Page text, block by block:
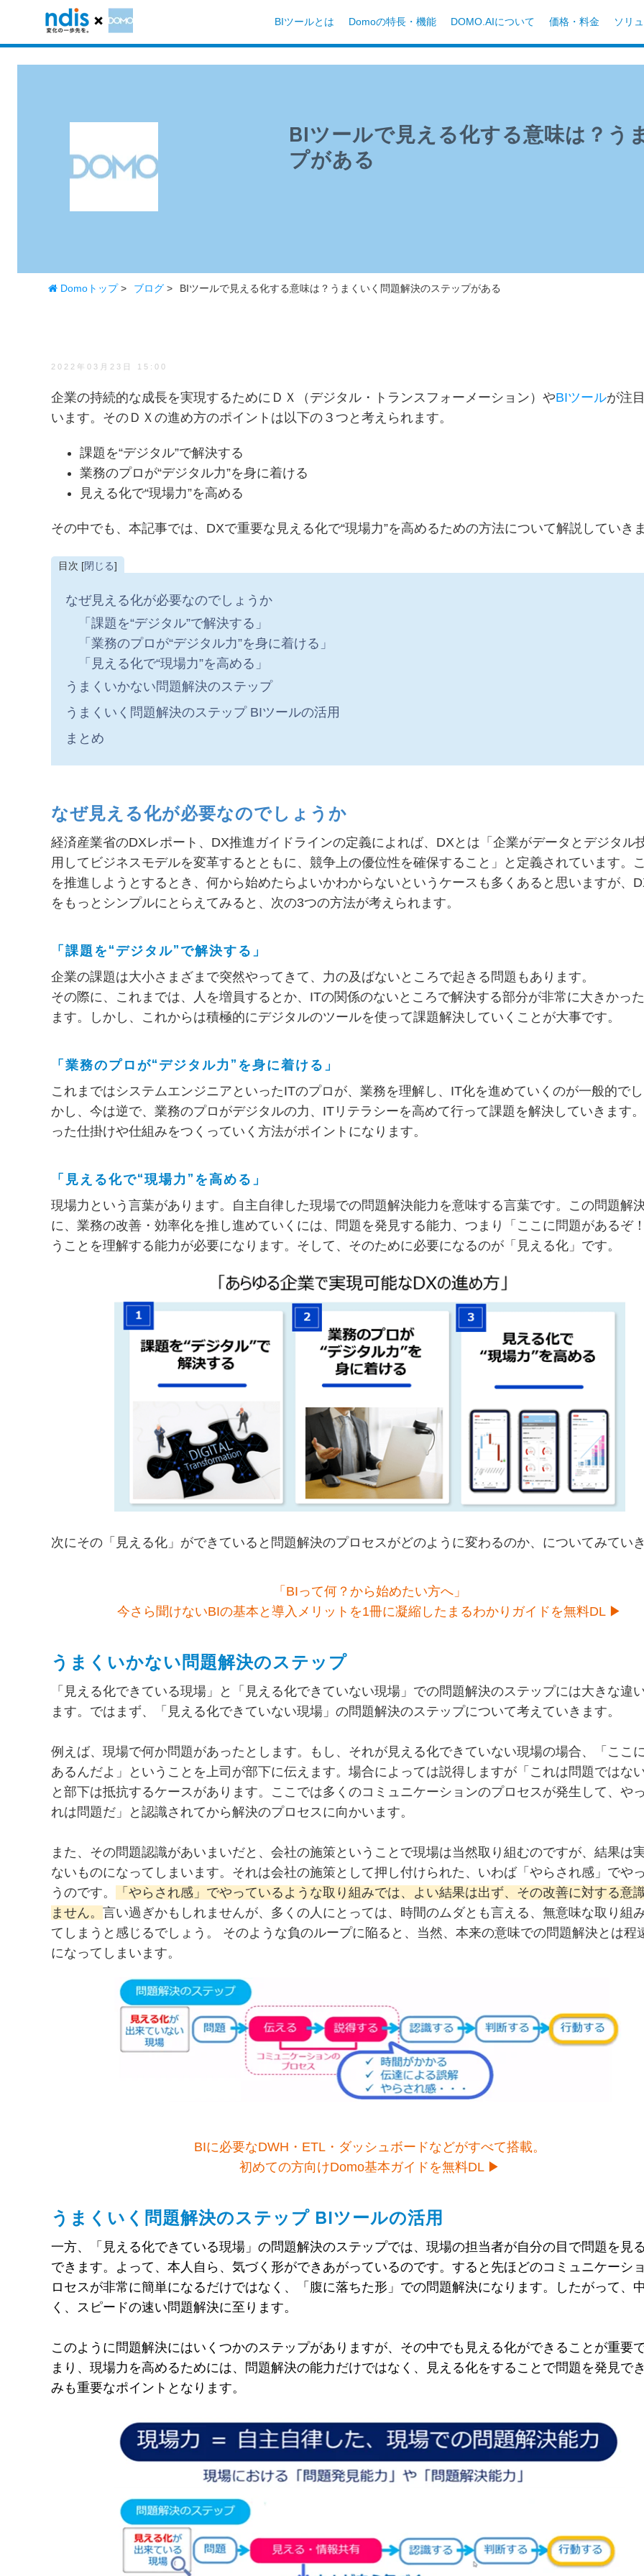
BIツールとは Domoの特長・機能 DOMO.AIについて 価格・料金 ソリ
BIツールで見える化する意味は？う
プがある
Domoトップ> ブログ > BIツールで見える化する意味は？うまくいく問題解決のステップがある
2022年03月23日 15:00
企業の持続的な成長を実現するためにＤＸ（デジタル・トランスフォーメーション）やBIツールが注
います。そのＤＸの進め方のポイントは以下の３つと考えられます。
課題を“デジタル”で解決する
業務のプロが“デジタル力”を身に着ける
見える化で“現場力”を高める
その中でも、本記事では、DXで重要な見える化で“現場力”を高めるための方法について解説していき
目次 [閉じる]
なぜ見える化が必要なのでしょうか
「課題を“デジタル”で解決する」
「業務のプロが“デジタル力”を身に着ける」
「見える化で“現場力”を高める」
うまくいかない問題解決のステップ
うまくいく問題解決のステップ BIツールの活用
まとめ
なぜ見える化が必要なのでしょうか
経済産業省のDXレポート、DX推進ガイドラインの定義によれば、DXとは「企業がデータとデジタル
用してビジネスモデルを変革するとともに、競争上の優位性を確保すること」と定義されています。
を推進しようとするとき、何から始めたらよいかわからないというケースも多くあると思いますが、
をもっとシンプルにとらえてみると、次の3つの方法が考えられます。
「課題を“デジタル”で解決する」
企業の課題は大小さまざまで突然やってきて、力の及ばないところで起きる問題もあります。
その際に、これまでは、人を増員するとか、ITの関係のないところで解決する部分が非常に大きかっ
ます。しかし、これからは積極的にデジタルのツールを使って課題解決していくことが大事です。
「業務のプロが“デジタル力”を身に着ける」
これまではシステムエンジニアといったITのプロが、業務を理解し、IT化を進めていくのが一般的で
かし、今は逆で、業務のプロがデジタルの力、ITリテラシーを高めて行って課題を解決していきます
った仕掛けや仕組みをつくっていく方法がポイントになります。
「見える化で“現場力”を高める」
現場力という言葉があります。自主自律した現場での問題解決能力を意味する言葉です。この問題解
に、業務の改善・効率化を推し進めていくには、問題を発見する能力、つまり「ここに問題があるぞ
うことを理解する能力が必要になります。そして、そのために必要になるのが「見える化」です。
次にその「見える化」ができていると問題解決のプロセスがどのように変わるのか、についてみてい
「BIって何？から始めたい方へ」
今さら聞けないBIの基本と導入メリットを1冊に凝縮したまるわかりガイドを無料DL ▶
うまくいかない問題解決のステップ
「見える化できている現場」と「見える化できていない現場」での問題解決のステップには大きな違
ます。ではまず、「見える化できていない現場」の問題解決のステップについて考えていきます。
例えば、現場で何か問題があったとします。もし、それが見える化できていない現場の場合、「ここ
あるんだよ」ということを上司が部下に伝えます。場合によっては説得しますが「これは問題ではな
と部下は抵抗するケースがあります。ここでは多くのコミュニケーションのプロセスが発生して、や
れは問題だ」と認識されてから解決のプロセスに向かいます。
また、その問題認識があいまいだと、会社の施策ということで現場は当然取り組むのですが、結果は
ないものになってしまいます。それは会社の施策として押し付けられた、いわば「やらされ感」でや
うのです。
「やらされ感」でやっているような取り組みでは、よい結果は出ず、その改善に対する意
ません。 言い過ぎかもしれませんが、多くの人にとっては、時間のムダとも言える、無意味な取り組
てしまうと感じるでしょう。 そのような負のループに陥ると、当然、本来の意味での問題解決とは程
になってしまいます。
BIに必要なDWH・ETL・ダッシュボードなどがすべて搭載。
初めての方向けDomo基本ガイドを無料DL ▶
うまくいく問題解決のステップ BIツールの活用
一方、「見える化できている現場」の問題解決のステップでは、現場の担当者が自分の目で問題を見
できます。
よって、本人自ら、気づく形ができあがっているのです。すると先ほどのコミュニケーシ
ロセスが非常に簡単になるだけではなく、「腹に落ちた形」での問題解決になります。したがって、
く、スピードの速い問題解決に至ります。
このように問題解決にはいくつかのステップがありますが、その中でも見える化ができることが重要
まり、現場力を高めるためには、問題解決の能力だけではなく、見える化をすることで問題を発見で
みも重要なポイントとなります。